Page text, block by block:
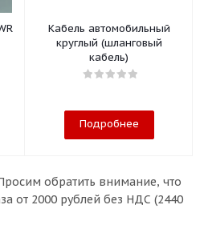
Кабель автомобильный
круглый (шланговый
кабель)
Подробнее
обратить внимание, что
от 2000 рублей без НДС (2440